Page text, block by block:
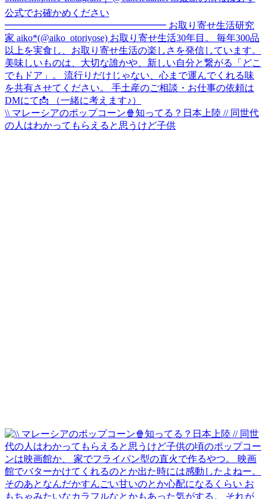
\\ マレーシアのポップコーン🍿知ってる？日本上陸 // 同世代
の人はわかってもらえると思うけど子供